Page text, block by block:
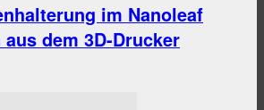
im Nanoleaf
aus dem 3D-Drucker